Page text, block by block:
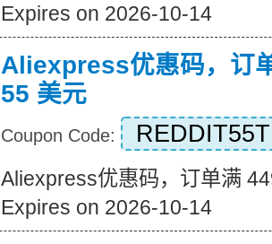
Expires on 2026-10-14
Aliexpress优惠码，订
55 美元
Coupon Code: REDDIT55T
Aliexpress优惠码，订单满
Expires on 2026-10-14